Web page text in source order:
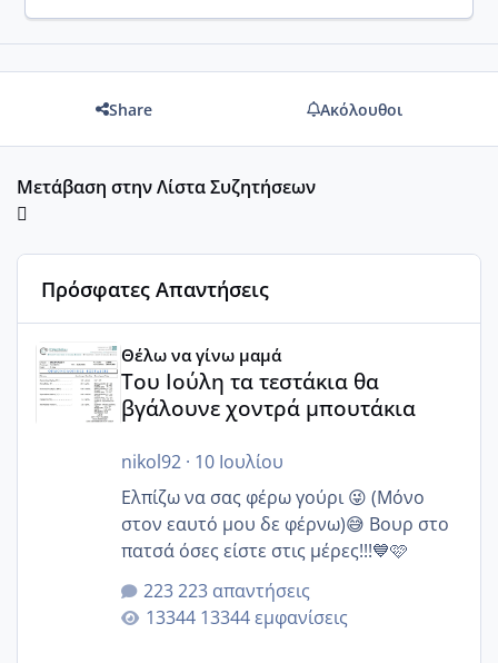
Share Ακόλουθοι
Μετάβαση στην Λίστα Συζητήσεων
Πρόσφατες Απαντήσεις
Θέλω να γίνω μαμά
Του Ιούλη τα τεστάκια θα
βγάλουνε χοντρά μπουτάκια
nikol92· 10 Ιουλίου
Ελπίζω να σας φέρω γούρι 😜 (Μόνο
στον εαυτό μου δε φέρνω)😅 Βουρ στο
πατσά όσες είστε στις μέρες!!!💙🩷
223 απαντήσεις
13344 εμφανίσεις